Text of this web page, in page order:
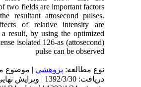
of two fields are important factors
resultant attosecond pulses.
of relative intensity are
a result, by using the optimized
isolated 126-as (attosecond)
pulse can be observed
نوع مطالعه:پژوهشي| موضوع